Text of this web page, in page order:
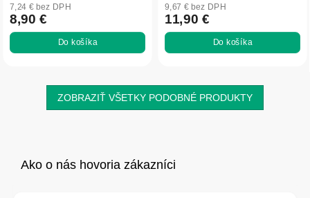
7,24 € bez DPH
8,90 €
Do košíka
9,67 € bez DPH
11,90 €
Do košíka
ZOBRAZIŤ VŠETKY PODOBNÉ PRODUKTY